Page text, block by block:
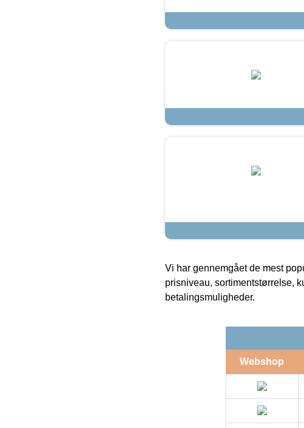
Vi har gennemgået de mest
prisniveau, sortimentstørrelse,
betalingsmuligheder.
Webshop